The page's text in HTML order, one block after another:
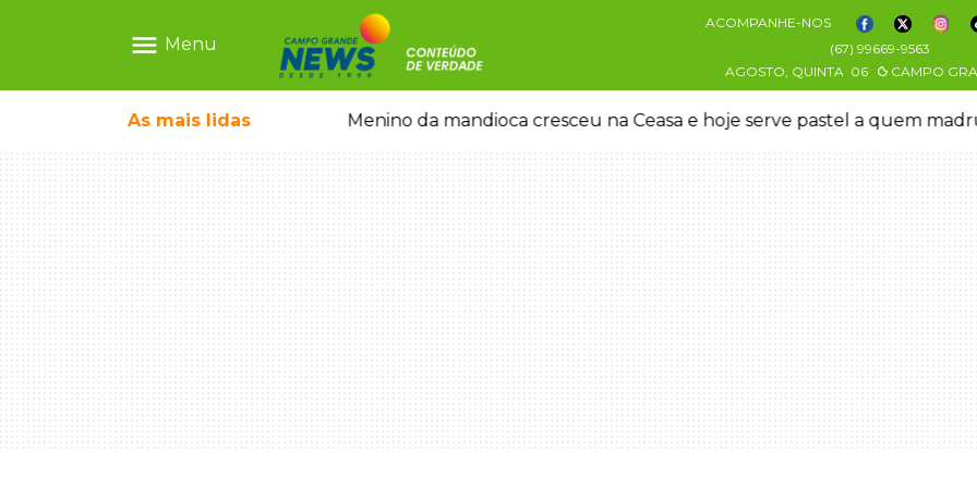
menu Menu
ACOMPANHE-NOS
(67) 99669-9563
AGOSTO, QUINTA 06 CAMPO
As mais lidas
show gratuito na Feira Central Menino da mandioca cresceu na Ceasa e hoje serve pastel a quem